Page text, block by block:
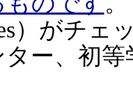
）がチェ
ー、初